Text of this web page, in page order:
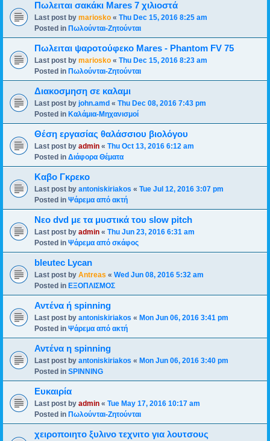
Πωλειται σακάκι Mares 7 χιλιοστά
Last post by mariosko « Thu Dec 15, 2016 8:25 am
Posted in Πωλούνται-Ζητούνται
Πωλειται ψαροτούφεκο Mares - Phantom FV 75
Last post by mariosko « Thu Dec 15, 2016 8:23 am
Posted in Πωλούνται-Ζητούνται
Διακοσμηση σε καλαμι
Last post by john.amd « Thu Dec 08, 2016 7:43 pm
Posted in Καλάμια-Mηχανισμoί
Θέση εργασίας θαλάσσιου βιολόγου
Last post by admin « Thu Oct 13, 2016 6:12 am
Posted in Διάφορα Θέματα
Καβο Γκρεκο
Last post by antoniskiriakos « Tue Jul 12, 2016 3:07 pm
Posted in Ψάρεμα από ακτή
Νεο dvd με τα μυστικά του slow pitch
Last post by admin « Thu Jun 23, 2016 6:31 am
Posted in Ψάρεμα από σκάφος
bleutec Lycan
Last post by Antreas « Wed Jun 08, 2016 5:32 am
Posted in ΕΞΟΠΛΙΣΜΟΣ
Αντένα ή spinning
Last post by antoniskiriakos « Mon Jun 06, 2016 3:41 pm
Posted in Ψάρεμα από ακτή
Αντένα η spinning
Last post by antoniskiriakos « Mon Jun 06, 2016 3:40 pm
Posted in SPINNING
Ευκαιρία
Last post by admin « Tue May 17, 2016 10:17 am
Posted in Πωλούνται-Ζητούνται
χειροποιητο ξυλινο τεχνιτο για λουτσους